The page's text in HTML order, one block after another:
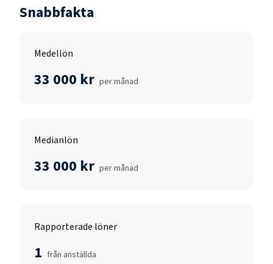
Snabbfakta
Medellön
33 000 kr per månad
Medianlön
33 000 kr per månad
Rapporterade löner
1 från anställda